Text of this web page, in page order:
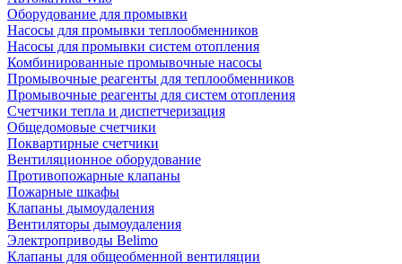
Оборудование для промывки
Насосы для промывки теплообменников
Насосы для промывки систем отопления
Комбинированные промывочные насосы
Промывочные реагенты для теплообменников
Промывочные реагенты для систем отопления
Счетчики тепла и диспетчеризация
Общедомовые счетчики
Поквартирные счетчики
Вентиляционное оборудование
Противопожарные клапаны
Пожарные шкафы
Клапаны дымоудаления
Вентиляторы дымоудаления
Электроприводы Belimo
Клапаны для общеобменной вентиляции